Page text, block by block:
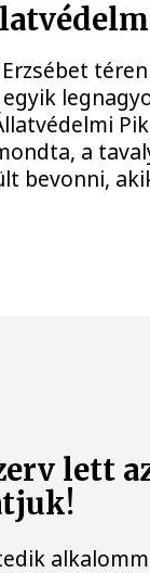
a
bevonni,
lett